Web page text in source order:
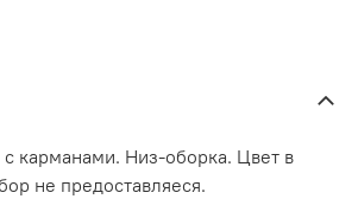
карманами. Низ-оборка. Цвет в
не предоставляеся.